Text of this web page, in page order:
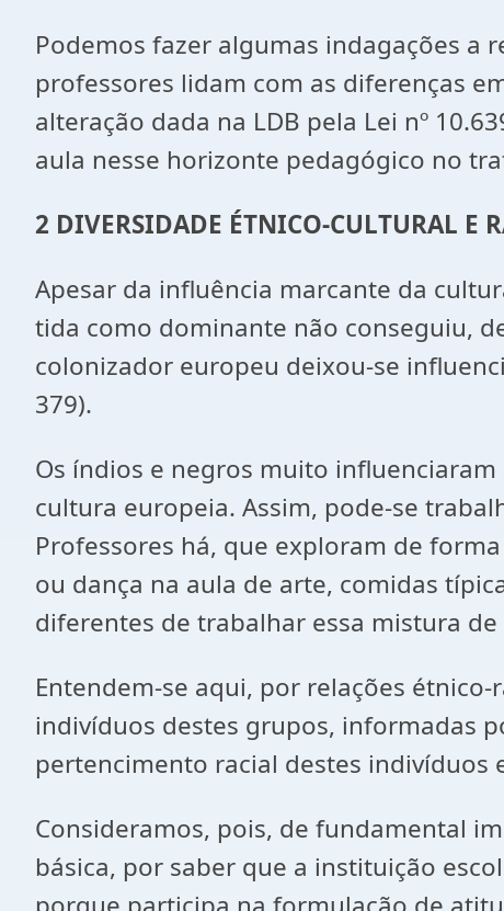
Podemos fazer algumas indagações a
professores lidam com as diferenças
alteração dada na LDB pela Lei nº
aula nesse horizonte pedagógico no
2 DIVERSIDADE ÉTNICO-CULTURAL E
Apesar da influência marcante da
tida como dominante não conseguiu,
colonizador europeu deixou-se
379).
Os índios e negros muito
cultura europeia. Assim, pode-se
Professores há, que exploram de
ou dança na aula de arte, comidas
diferentes de trabalhar essa mistura de
Entendem-se aqui, por relações
indivíduos destes grupos, informadas
pertencimento racial destes indivíduos e
Consideramos, pois, de fundamental
básica, por saber que a instituição